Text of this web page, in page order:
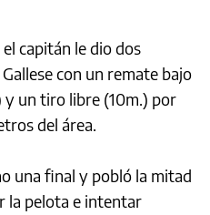
capitán le dio dos
con un remate bajo
y un tiro libre (10m.) por
del área.
una final y pobló la mitad
la pelota e intentar